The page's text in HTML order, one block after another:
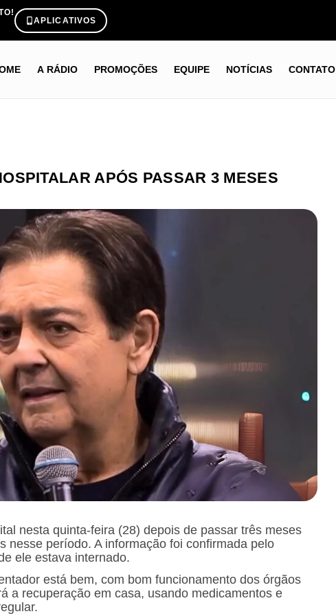
APLICATIVOS
A RÁDIO PROMOÇÕES EQUIPE NOTÍCIAS CONTATO
APÓS PASSAR 3 MESES
nesta quinta-feira (28) depois de passar três meses
nesse período. A informação foi confirmada pelo
ele estava internado.
está bem, com bom funcionamento dos órgãos
a recuperação em casa, usando medicamentos e